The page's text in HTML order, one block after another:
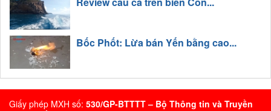
Bốc Phốt: Lừa bán Yến bằng cao...
Giấy phép MXH số: 530/GP-BTTTT – Bộ Thông tin và Truyền